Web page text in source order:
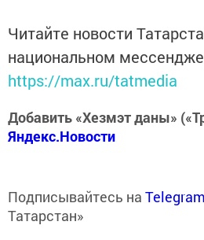
Читайте новости
национальном
https://max.ru/tatmedia
Добавить «Хезмэт даны»
Яндекс.Новости
Подписывайтесь на
Татарстан»